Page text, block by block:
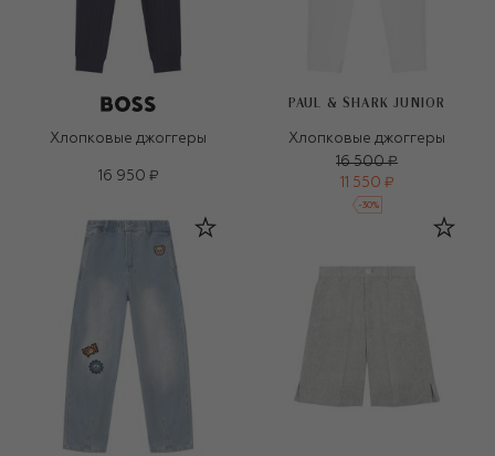
Хлопковые джоггеры
16 950 ₽
PAUL & SHARK JUNIOR
Хлопковые джоггеры
16 500 ₽
11 550 ₽
-30%